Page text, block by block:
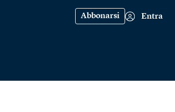
Abbonarsi Entra